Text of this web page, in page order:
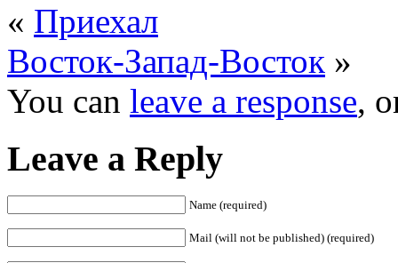
« Приехал
Восток-Запад-Восток »
You can leave a response,
Leave a Reply
Name (required)
Mail (will not be published) (required)